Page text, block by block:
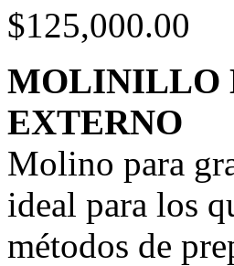
$125,000.00
MOLINILLO
EXTERNO
Molino para
ideal para los
métodos de